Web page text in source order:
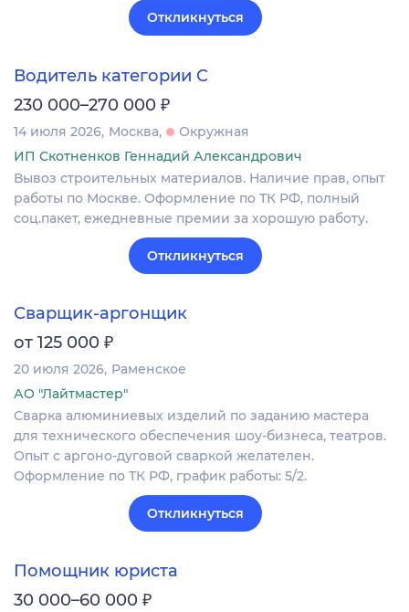
Откликнуться
Водитель категории С
230 000–270 000 ₽
14 июля 2026 Москва
Окружная
ИП Скотненков Геннадий Александрович
Вывоз строительных материалов. Наличие прав, опыт
работы по Москве. Оформление по ТК РФ, полный
соц.пакет, ежедневные премии за хорошую работу.
Откликнуться
Сварщик-аргонщик
от 125 000 ₽
20 июля 2026 Раменское
АО "Лайтмастер"
Сварка алюминиевых изделий по заданию мастера
для технического обеспечения шоу-бизнеса, театров.
Опыт с аргоно-дуговой сваркой желателен.
Оформление по ТК РФ, график работы: 5/2.
Откликнуться
Помощник юриста
30 000–60 000 ₽